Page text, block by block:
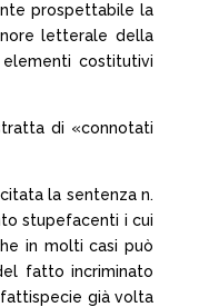
prospettabile la
letterale della
costitutivi
di «connotati
la sentenza n.
stupefacenti i cui
in molti casi può
fatto incriminato
fattispecie già volta